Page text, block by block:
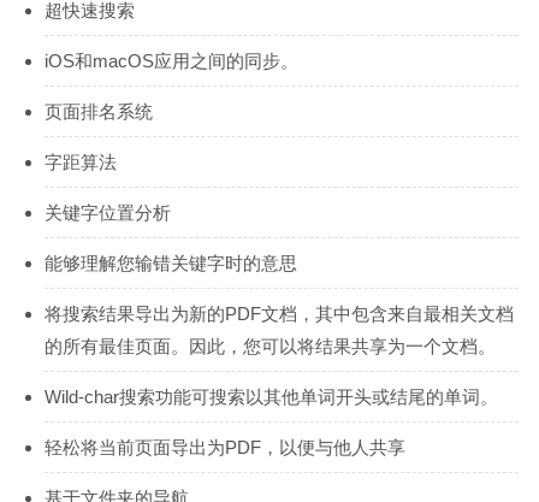
超快速搜索
iOS和macOS应用之间的同步。
页面排名系统
字距算法
关键字位置分析
能够理解您输错关键字时的意思
将搜索结果导出为新的PDF文档，其中包含来自最相关文档
的所有最佳页面。因此，您可以将结果共享为一个文档。
Wild-char搜索功能可搜索以其他单词开头或结尾的单词。
轻松将当前页面导出为PDF，以便与他人共享
基于文件夹的导航